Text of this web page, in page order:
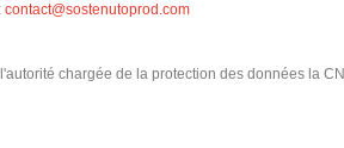
contact@sostenutoprod.com
chargée de la protection des données la